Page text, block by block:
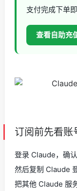
支付完成下单即
查看自助充
订阅前先看账
登录 Claude，确
然后复制 Claude
把其他 Claude 服